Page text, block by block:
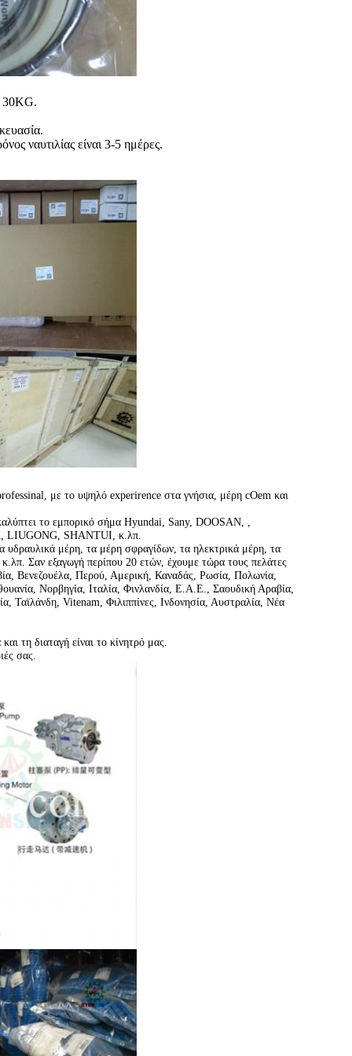
30KG.
ναυτιλίας είναι 3-5 ημέρες.
με το υψηλό experirence στα γνήσια, μέρη cOem και
το εμπορικό σήμα Hyundai, Sany, DOOSAN, ,
SHANTUI, κ.λπ.
υδραυλικά μέρη, τα μέρη σφραγίδων, τα ηλεκτρικά μέρη, τα
Σαν εξαγωγή περίπου 20 ετών, έχουμε τώρα τους πελάτες
Βενεζουέλα, Περού, Αμερική, Καναδάς, Ρωσία, Πολωνία,
Νορβηγία, Ιταλία, Φινλανδία, Ε.Α.Ε., Σαουδική Αραβία,
Ταϊλάνδη, Vitenam, Φιλιππίνες, Ινδονησία, Αυστραλία, Νέα
τη διαταγή είναι το κίνητρό μας.
σας.